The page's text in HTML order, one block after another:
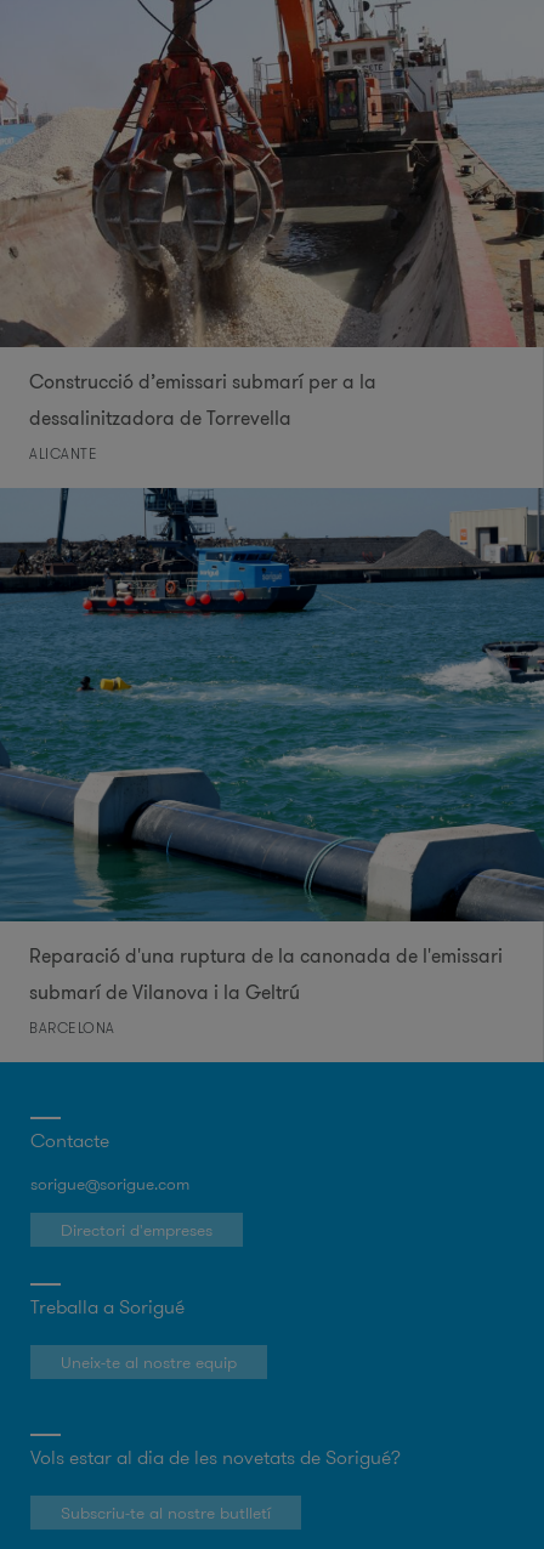
Construcció d’emissari submarí per a la
dessalinitzadora de Torrevella
ALICANTE
Reparació d'una ruptura de la canonada de l'emissari
submarí de Vilanova i la Geltrú
BARCELONA
Contacte
sorigue@sorigue.com
Directori d'empreses
Treballa a Sorigué
Uneix-te al nostre equip
Vols estar al dia de les novetats de Sorigué?
Subscriu-te al nostre butlletí